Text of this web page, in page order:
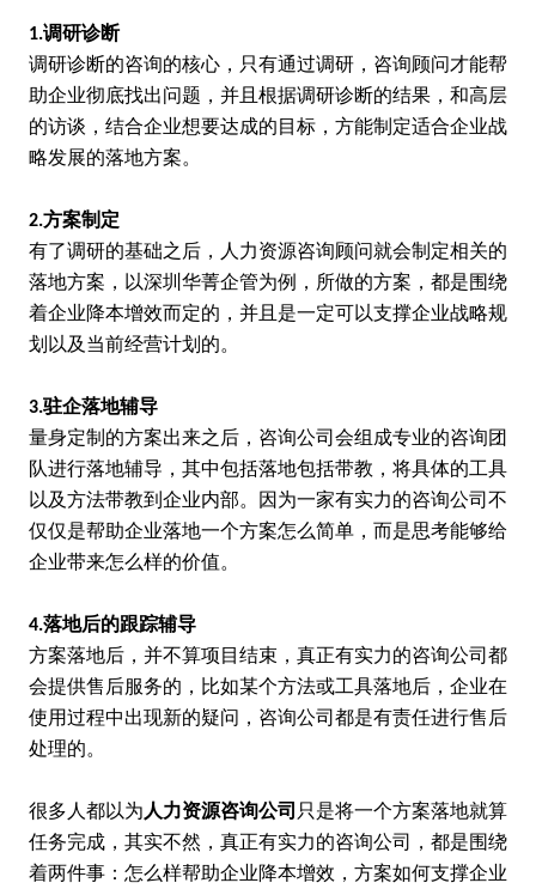
1.调研诊断
调研诊断的咨询的核心，只有通过调研，咨询顾问才能帮
助企业彻底找出问题，并且根据调研诊断的结果，和高层
的访谈，结合企业想要达成的目标，方能制定适合企业战
略发展的落地方案。
2.方案制定
有了调研的基础之后，人力资源咨询顾问就会制定相关的
落地方案，以深圳华菁企管为例，所做的方案，都是围绕
着企业降本增效而定的，并且是一定可以支撑企业战略规
划以及当前经营计划的。
3.驻企落地辅导
量身定制的方案出来之后，咨询公司会组成专业的咨询团
队进行落地辅导，其中包括落地包括带教，将具体的工具
以及方法带教到企业内部。因为一家有实力的咨询公司不
仅仅是帮助企业落地一个方案怎么简单，而是思考能够给
企业带来怎么样的价值。
4.落地后的跟踪辅导
方案落地后，并不算项目结束，真正有实力的咨询公司都
会提供售后服务的，比如某个方法或工具落地后，企业在
使用过程中出现新的疑问，咨询公司都是有责任进行售后
处理的。
很多人都以为 人力资源咨询公司 只是将一个方案落地就算
任务完成，其实不然，真正有实力的咨询公司，都是围绕
着两件事：怎么样帮助企业降本增效，方案如何支撑企业